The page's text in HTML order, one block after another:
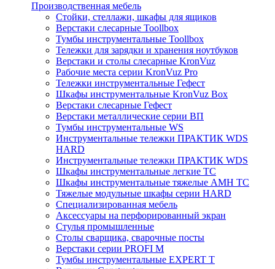
Производственная мебель
Стойки, стеллажи, шкафы для ящиков
Верстаки слесарные Toollbox
Тумбы инструментальные Toollbox
Тележки для зарядки и хранения ноутбуков
Верстаки и столы слесарные KronVuz
Рабочие места серии KronVuz Pro
Тележки инструментальные Гефест
Шкафы инструментальные KronVuz Box
Верстаки слесарные Гефест
Верстаки металлические серии ВП
Тумбы инструментальные WS
Инструментальные тележки ПРАКТИК WDS
HARD
Инструментальные тележки ПРАКТИК WDS
Шкафы инструментальные легкие ТС
Шкафы инструментальные тяжелые AMH TC
Тяжелые модульные шкафы серии HARD
Cпециализированная мебель
Аксессуары на перфорированный экран
Стулья промышленные
Столы сварщика, сварочные посты
Верстаки серии PROFI M
Тумбы инструментальные EXPERT T